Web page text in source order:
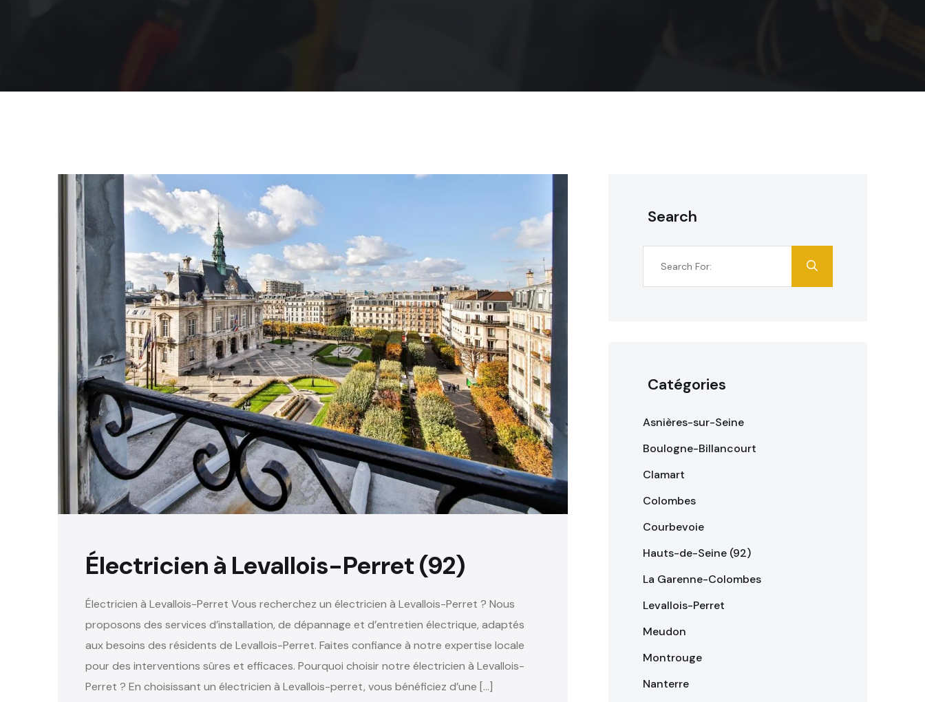
Électricien à Levallois-Perret (92)
Électricien à Levallois-Perret Vous recherchez un électricien à Levallois-Perret ? Nous
proposons des services d’installation, de dépannage et d’entretien électrique, adaptés
aux besoins des résidents de Levallois-Perret. Faites confiance à notre expertise locale
pour des interventions sûres et efficaces. Pourquoi choisir notre électricien à Levallois-
Perret ? En choisissant un électricien à Levallois-perret, vous bénéficiez d’une […]
Search
Catégories
Asnières-sur-Seine
Boulogne-Billancourt
Clamart
Colombes
Courbevoie
Hauts-de-Seine (92)
La Garenne-Colombes
Levallois-Perret
Meudon
Montrouge
Nanterre